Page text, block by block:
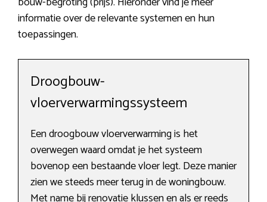
informatie over de relevante systemen en hun
toepassingen.
Droogbouw-
vloerverwarmingssysteem
Een droogbouw vloerverwarming is het
overwegen waard omdat je het systeem
bovenop een bestaande vloer legt. Deze manier
zien we steeds meer terug in de woningbouw.